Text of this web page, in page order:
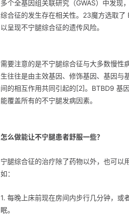
多个全基因组关联研究（GWAS）中发现
综合征的发生存在相关性。23魔方选取
以呈现不宁腿综合征的遗传风险。
需要注意的是不宁腿综合征与大多数慢性
生往往是由主效基因、修饰基因、基因与
间的相互作用共同引起的[2]。BTBD9 基
能覆盖所有的不宁腿发病因素。
怎么做能让不宁腿患者舒服一些？
宁腿综合征的治疗除了药物以外，也可以
如：
1. 每晚上床前现在房间内步行几分钟，或
眠。